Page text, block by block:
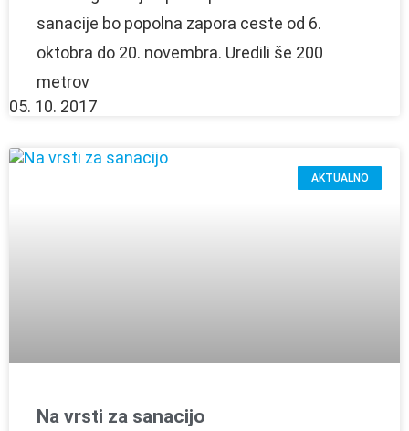
sanacije bo popolna zapora ceste od 6.
oktobra do 20. novembra. Uredili še 200
metrov
05. 10. 2017
AKTUALNO
Na vrsti za sanacijo